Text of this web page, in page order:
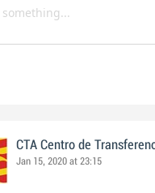
CTA Centro de
Jan 15, 2020 at 23:15